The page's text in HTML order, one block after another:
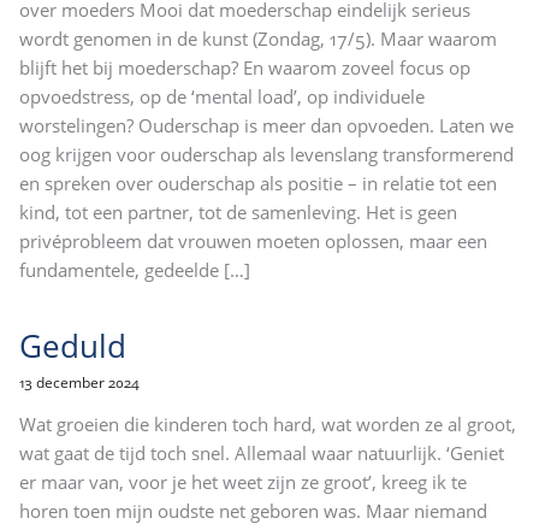
over moeders Mooi dat moederschap eindelijk serieus
wordt genomen in de kunst (Zondag, 17/5). Maar waarom
blijft het bij moederschap? En waarom zoveel focus op
opvoedstress, op de ‘mental load’, op individuele
worstelingen? Ouderschap is meer dan opvoeden. Laten we
oog krijgen voor ouderschap als levenslang transformerend
en spreken over ouderschap als positie – in relatie tot een
kind, tot een partner, tot de samenleving. Het is geen
privéprobleem dat vrouwen moeten oplossen, maar een
fundamentele, gedeelde […]
Geduld
13 december 2024
Wat groeien die kinderen toch hard, wat worden ze al groot,
wat gaat de tijd toch snel. Allemaal waar natuurlijk. ‘Geniet
er maar van, voor je het weet zijn ze groot’, kreeg ik te
horen toen mijn oudste net geboren was. Maar niemand